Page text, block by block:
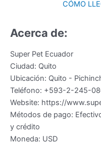
CÓMO
Acerca de:
Super Pet Ecuador
Ciudad: Quito
Ubicación: Quito -
Teléfono: +593-2-245-
Website: https://
Métodos de pago:
y crédito
Moneda: USD